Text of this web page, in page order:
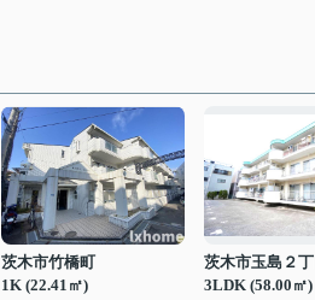
茨木市竹橋町
1K (22.41㎡)
茨木市玉島２丁
3LDK (58.00㎡)